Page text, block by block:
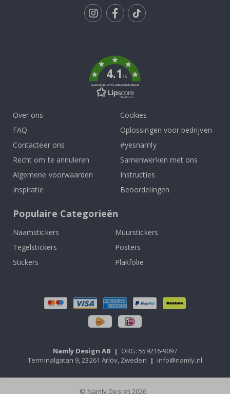
4.1/5
GEBASEERD OP 1029 BEOORDELINGEN
Over ons
FAQ
Contacteer ons
Recht om te annuleren
Algemene voorwaarden
Inspiratie
Cookies
Oplossingen voor bedrijven
#yesnamly
Samenwerken met ons
Instructies
Beoordelingen
Populaire Categorieën
Naamstickers
Muurstickers
Tegelstickers
Posters
Stickers
Plakfolie
Namly Design AB | ORG: 559216-9097
Terminalgatan 9, 23261 Arlöv, Zweden | info@namly.nl
© Namly Design 2026